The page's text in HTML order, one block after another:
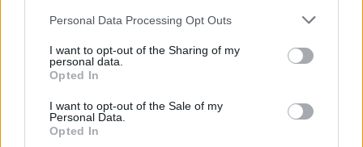
Personal Data Processing Opt Outs
I want to opt-out of the Sharing of my
personal data.
Opted In
I want to opt-out of the Sale of my
Personal Data.
Opted In
των στενών φίλων σας.Αυτές οι σχέσεις είναι πολύ
ισχυρές γιατί έχετε επενδύσει τόσο πολύ σε αυτές
και είναι τόσο αμοιβαίες
, επισημαίνει ο Dunbar,